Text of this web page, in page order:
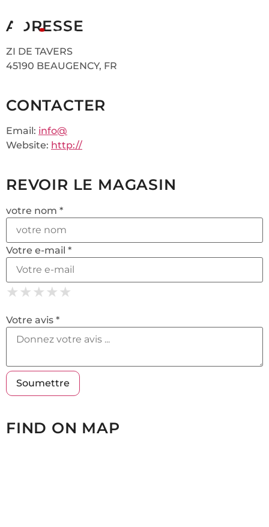
ADRESSE
ZI DE TAVERS
45190 BEAUGENCY, FR
CONTACTER
Email: info@
Website: http://
REVOIR LE MAGASIN
votre nom *
Votre e-mail *
★
★ ★
★ ★ ★
★ ★ ★ ★
★ ★ ★ ★ ★
Votre avis *
FIND ON MAP